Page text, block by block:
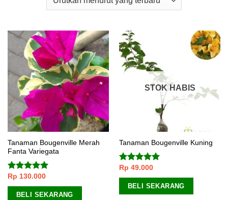
Tanaman Bougenville Merah
Fanta Variegata
Dinilai5.00
dari 5
Rp 130.000
BELI SEKARANG
STOK HABIS
Tanaman Bougenville Kuning
Dinilai5.00
dari 5
Rp 49.000
BELI SEKARANG